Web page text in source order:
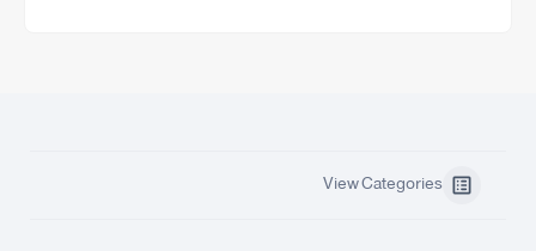
View Categories